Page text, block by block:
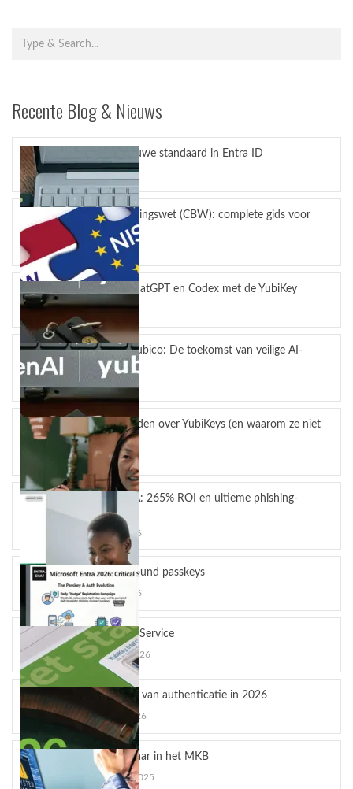
Recente Blog & Nieuws
Passkeys nieuwe standaard in Entra ID
juli 27, 2026
Cyberbeveiligingswet (CBW): complete gids voor
bedrijven
juli 23, 2026
Bescherm ChatGPT en Codex met de YubiKey
juli 14, 2026
OpenAI en Yubico: De toekomst van veilige AI-
workflows
mei 4, 2026
5 misverstanden over YubiKeys (en waarom ze niet
kloppen)
april 13, 2026
YubiKey MFA: 265% ROI en ultieme phishing-
bescherming
maart 24, 2026
Hardware-bound passkeys
maart 10, 2026
YubiKey as a Service
februari 12, 2026
De toekomst van authenticatie in 2026
januari 16, 2026
Phishing gevaar in het MKB
november 5, 2025
OpenAI en Yubico: De toekomst van veilige AI-
workflows
OpenAI en Yubico zijn een strategisch
partnerschap...